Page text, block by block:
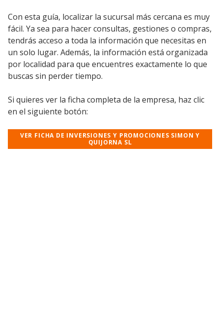
Con esta guía, localizar la sucursal más cercana es muy
fácil. Ya sea para hacer consultas, gestiones o compras,
tendrás acceso a toda la información que necesitas en
un solo lugar. Además, la información está organizada
por localidad para que encuentres exactamente lo que
buscas sin perder tiempo.
Si quieres ver la ficha completa de la empresa, haz clic
en el siguiente botón:
VER FICHA DE INVERSIONES Y PROMOCIONES SIMON Y
QUIJORNA SL